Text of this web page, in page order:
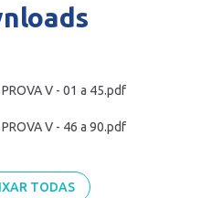
V - 01 a 45.pdf
V - 46 a 90.pdf
TODAS